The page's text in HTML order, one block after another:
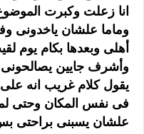
انا زعلت وكبرت
وماما علشان
أهلى وبعدها بكام يوم
وأشرف جايين
يقول كلام غريب انه
فى نفس المكان وحتى
علشان يسبنى براحتى